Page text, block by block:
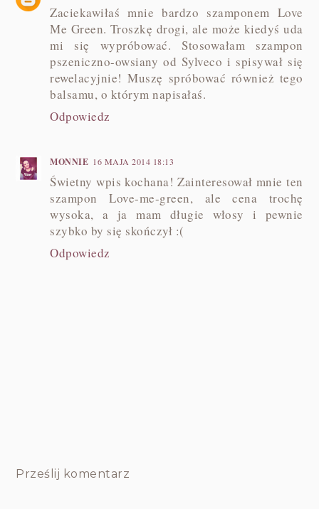
Zaciekawiłaś mnie bardzo szamponem Love
Me Green. Troszkę drogi, ale może kiedyś uda
mi się wypróbować. Stosowałam szampon
pszeniczno-owsiany od Sylveco i spisywał się
rewelacyjnie! Muszę spróbować również tego
balsamu, o którym napisałaś.
Odpowiedz
MONNIE 16 MAJA 2014 18:13
Świetny wpis kochana! Zainteresował mnie ten
szampon Love-me-green, ale cena trochę
wysoka, a ja mam długie włosy i pewnie
szybko by się skończył :(
Odpowiedz
Prześlij komentarz